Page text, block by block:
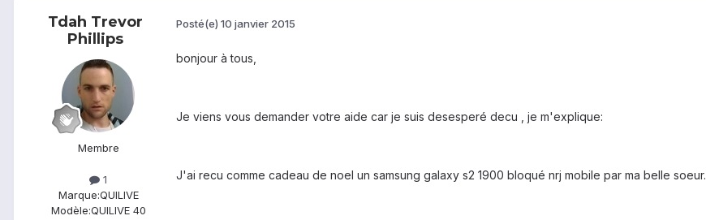
Tdah Trevor
Phillips
Membre
1
Marque:QUILIVE
Modèle:QUILIVE 40
Posté(e) 10 janvier 2015
bonjour à tous,
Je viens vous demander votre aide car je suis desesperé decu , je m'explique:
J'ai recu comme cadeau de noel un samsung galaxy s2 1900 bloqué nrj mobile par ma belle soeur.